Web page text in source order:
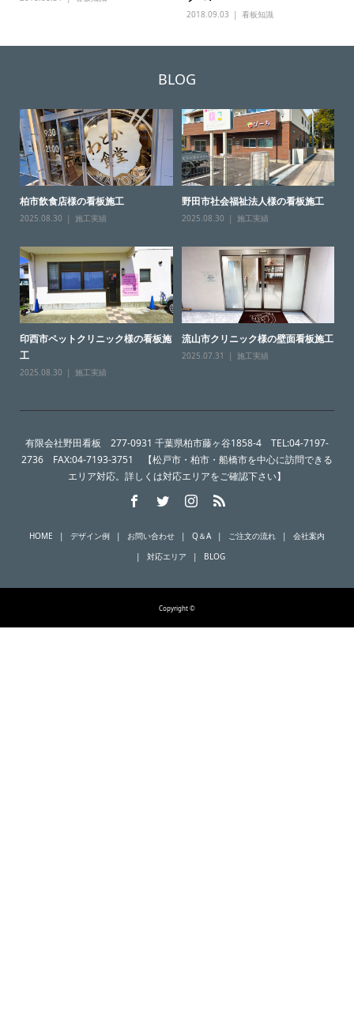
2018.09.03 看板知識
BLOG
柏市飲食店様の看板施工
2025.08.30 施工実績
野田市社会福祉法人様の看板施工
2025.08.30 施工実績
印西市ペットクリニック様の看板施
工
2025.08.30 施工実績
流山市クリニック様の壁面看板施工
2025.07.31 施工実績
有限会社野田看板 277-0931 千葉県柏市藤ヶ谷1858-4 TEL:04-7197-
2736 FAX:04-7193-3751 【松戸市・柏市・船橋市を中心に訪問できる
エリア対応。詳しくは対応エリアをご確認下さい】
HOME デザイン例 お問い合わせ Q＆A ご注文の流れ
会社案内
対応エリア
BLOG
Copyright ©